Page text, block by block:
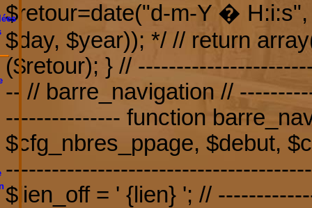
$retour=date("d-m-Y �
$day, $year)); */ // return
($retour); } //
-- // barre_navigation //
--------------- function
$cfg_nbres_ppage, $debut,
$lien_off = ' {lien} '; //